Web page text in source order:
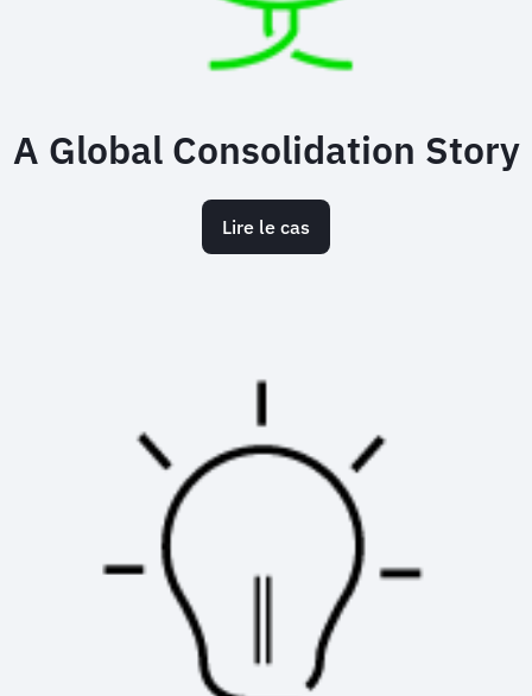
A Global Consolidation Story
Lire le cas